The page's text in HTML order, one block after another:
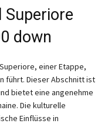
Superiore
down
einer Etappe,
führt. Dieser Abschnitt ist
bietet eine angenehme
Die kulturelle
Einflüsse in